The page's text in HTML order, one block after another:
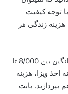
توجه کیفیت
زندگی هر
به طور میانگین هزینه زندگی در سوئد به طور میانگین بین 8/000 تا
اخذ ویزا، هزینه
بپردازید. بابت